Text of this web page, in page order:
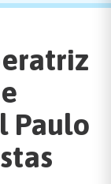
Paulo